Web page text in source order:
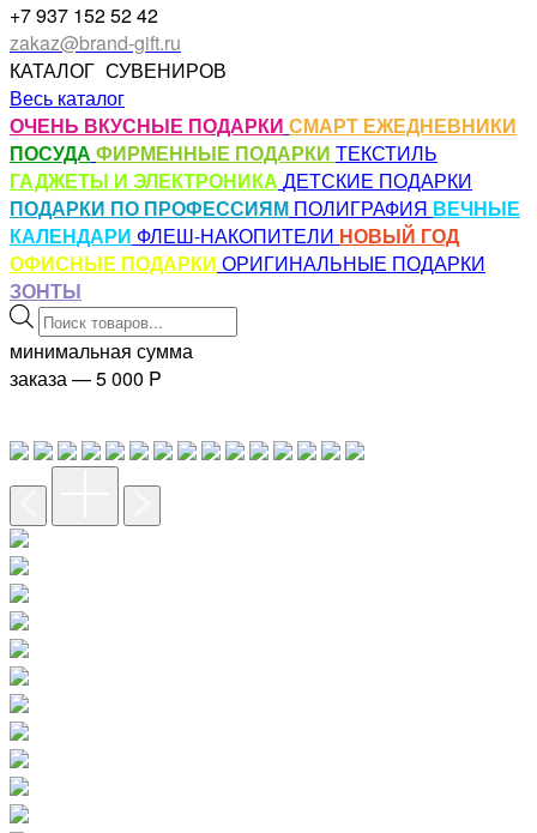
+7 937 152 52 42
zakaz@brand-gift.ru
КАТАЛОГ СУВЕНИРОВ
Весь каталог
ОЧЕНЬ ВКУСНЫЕ ПОДАРКИ СМАРТ ЕЖЕДНЕВНИКИ
ПОСУДА ФИРМЕННЫЕ ПОДАРКИ ТЕКСТИЛЬ
ГАДЖЕТЫ И ЭЛЕКТРОНИКА ДЕТСКИЕ ПОДАРКИ
ПОДАРКИ ПО ПРОФЕССИЯМ ПОЛИГРАФИЯ ВЕЧНЫЕ
КАЛЕНДАРИ ФЛЕШ-НАКОПИТЕЛИ НОВЫЙ ГОД
ОФИСНЫЕ ПОДАРКИ ОРИГИНАЛЬНЫЕ ПОДАРКИ
ЗОНТЫ
Поиск
товаров
минимальная сумма
заказа — 5 000 P